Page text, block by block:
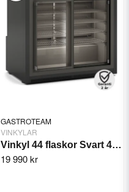
GASTROTEAM
VINKYLAR
Vinkyl 44 flaskor Svart 480 W.
19 990 kr